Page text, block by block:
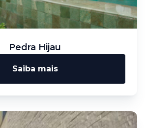
Pedra Hijau
Saiba mais